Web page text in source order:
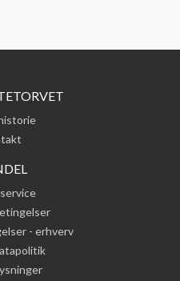
- erhverv